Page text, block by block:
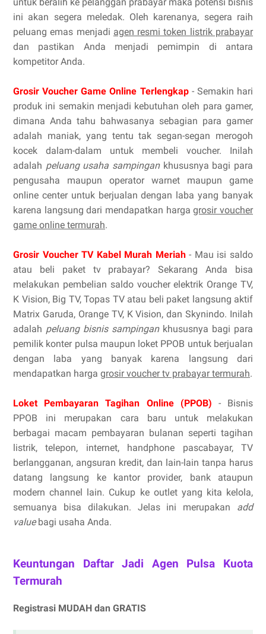
ini akan segera meledak. Oleh karenanya, segera raih
peluang emas menjadi agen resmi token listrik prabayar
dan pastikan Anda menjadi pemimpin di antara
kompetitor Anda.
Grosir Voucher Game Online Terlengkap- Semakin hari
produk ini semakin menjadi kebutuhan oleh para gamer,
dimana Anda tahu bahwasanya sebagian para gamer
adalah maniak, yang tentu tak segan-segan merogoh
kocek dalam-dalam untuk membeli voucher. Inilah
adalah peluang usaha sampingankhususnya bagi para
pengusaha maupun operator warnet maupun game
online center untuk berjualan dengan laba yang banyak
karena langsung dari mendapatkan hargagrosir voucher
game online termurah.
Grosir Voucher TV Kabel Murah Meriah- Mau isi saldo
atau beli paket tv prabayar? Sekarang Anda bisa
melakukan pembelian saldo voucher elektrik Orange TV,
K Vision, Big TV, Topas TV atau beli paket langsung aktif
Matrix Garuda, Orange TV, K Vision, dan Skynindo. Inilah
adalah peluang bisnis sampingankhususnya bagi para
pemilik konter pulsa maupun loket PPOB untuk berjualan
dengan laba yang banyak karena langsung dari
mendapatkan harga grosir voucher tv prabayar termurah.
Loket Pembayaran Tagihan Online (PPOB) - Bisnis
PPOB ini merupakan cara baru untuk melakukan
berbagai macam pembayaran bulanan seperti tagihan
listrik, telepon, internet, handphone pascabayar, TV
berlangganan, angsuran kredit, dan lain-lain tanpa harus
datang langsung ke kantor provider, bank ataupun
modern channel lain. Cukup ke outlet yang kita kelola,
semuanya bisa dilakukan. Jelas ini merupakan add
valuebagi usaha Anda.
Keuntungan Daftar Jadi Agen Pulsa Kuota
Termurah
Registrasi MUDAH dan GRATIS